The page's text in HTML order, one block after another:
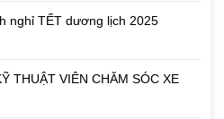
nghỉ TẾT dương lịch 2025
THUẬT VIÊN CHĂM SÓC XE